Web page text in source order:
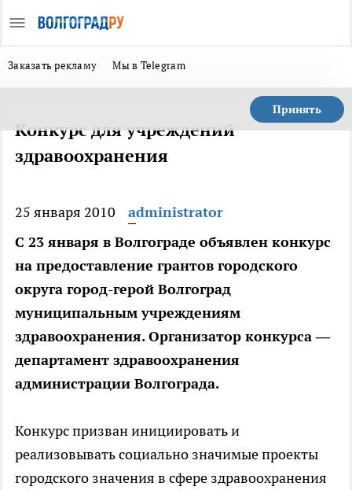
Заказать рекламу Мы в Telegram
Принять
Конкурс для учреждений
здравоохранения
25 января 2010
administrator
С 23 января в Волгограде объявлен конкурс
на предоставление грантов городского
округа город-герой Волгоград
муниципальным учреждениям
здравоохранения. Организатор конкурса —
департамент здравоохранения
администрации Волгограда.
Конкурс призван инициировать и
реализовывать социально значимые проекты
городского значения в сфере здравоохранения